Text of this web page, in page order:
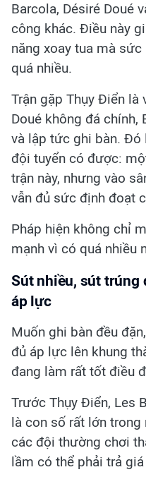
Barcola, Désiré Doué
công khác. Điều này
năng xoay tua mà
quá nhiều.
Trận gặp Thụy Điển là
Doué không đá
và lập tức ghi bàn. Đó
đội tuyển có được:
trận này, nhưng vào
vẫn đủ sức định đoạt
Pháp hiện không chỉ
mạnh vì có quá nhiều
Sút nhiều, sút trúng
áp lực
Muốn ghi bàn đều
đủ áp lực lên khung
đang làm rất tốt điều
Trước Thụy Điển, Les
là con số rất lớn
các đội thường chơi
lầm có thể phải trả